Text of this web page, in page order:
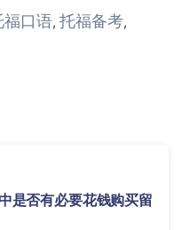
福口语, 托福备考,
是否有必要花钱购买留